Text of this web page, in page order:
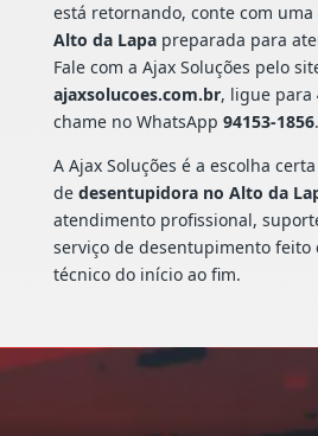
está retornando, conte com uma
Alto da Lapapreparada para
Fale com a Ajax Soluções pelo
ajaxsolucoes.com.br, ligue para
chame no WhatsApp 94153-1856.
A Ajax Soluções é a escolha
de desentupidora no Alto da
atendimento profissional,
serviço de desentupimento feito
técnico do início ao fim.